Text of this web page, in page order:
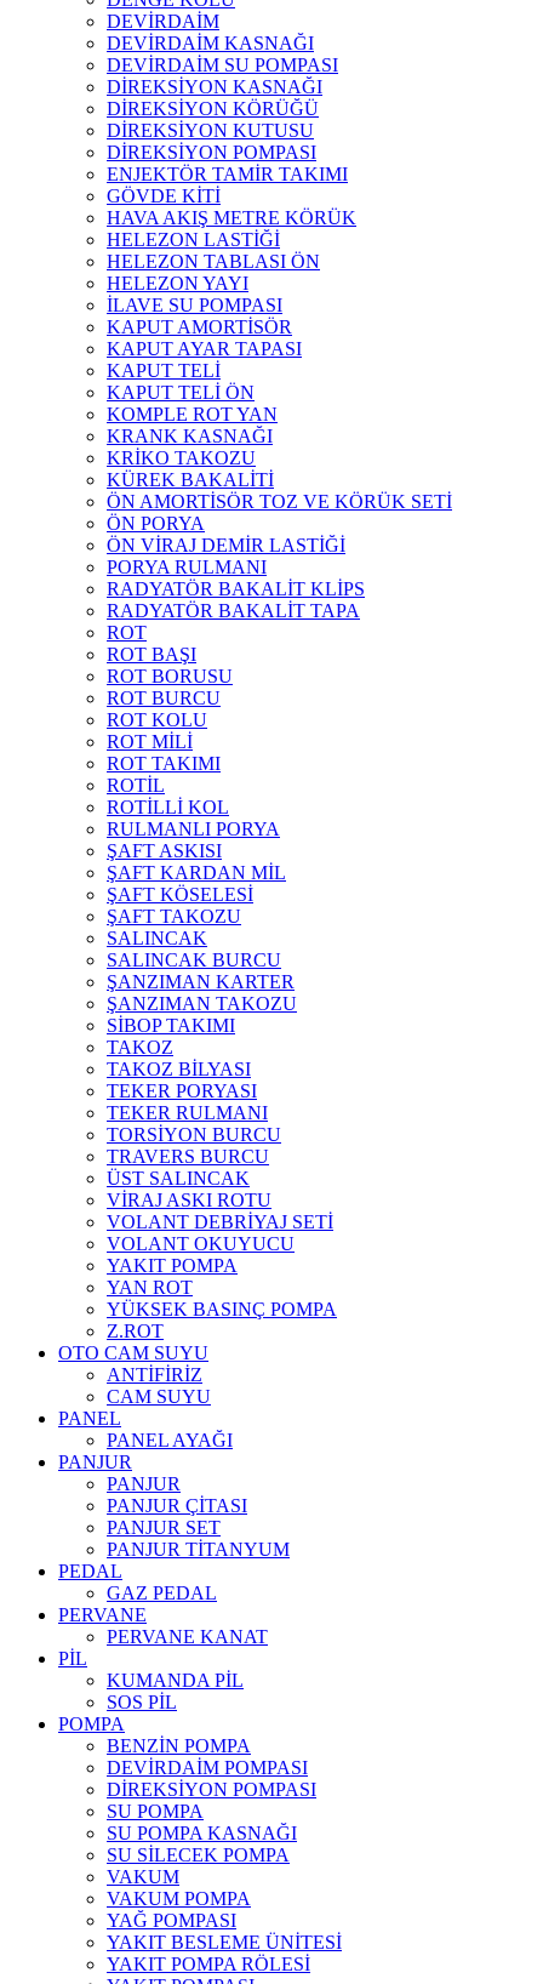
DEVİRDAİM
DEVİRDAİM KASNAĞI
DEVİRDAİM SU POMPASI
DİREKSİYON KASNAĞI
DİREKSİYON KÖRÜĞÜ
DİREKSİYON KUTUSU
DİREKSİYON POMPASI
ENJEKTÖR TAMİR TAKIMI
GÖVDE KİTİ
HAVA AKIŞ METRE KÖRÜK
HELEZON LASTİĞİ
HELEZON TABLASI ÖN
HELEZON YAYI
İLAVE SU POMPASI
KAPUT AMORTİSÖR
KAPUT AYAR TAPASI
KAPUT TELİ
KAPUT TELİ ÖN
KOMPLE ROT YAN
KRANK KASNAĞI
KRİKO TAKOZU
KÜREK BAKALİTİ
ÖN AMORTİSÖR TOZ VE KÖRÜK SETİ
ÖN PORYA
ÖN VİRAJ DEMİR LASTİĞİ
PORYA RULMANI
RADYATÖR BAKALİT KLİPS
RADYATÖR BAKALİT TAPA
ROT
ROT BAŞI
ROT BORUSU
ROT BURCU
ROT KOLU
ROT MİLİ
ROT TAKIMI
ROTİL
ROTİLLİ KOL
RULMANLI PORYA
ŞAFT ASKISI
ŞAFT KARDAN MİL
ŞAFT KÖSELESİ
ŞAFT TAKOZU
SALINCAK
SALINCAK BURCU
ŞANZIMAN KARTER
ŞANZIMAN TAKOZU
SİBOP TAKIMI
TAKOZ
TAKOZ BİLYASI
TEKER PORYASI
TEKER RULMANI
TORSİYON BURCU
TRAVERS BURCU
ÜST SALINCAK
VİRAJ ASKI ROTU
VOLANT DEBRİYAJ SETİ
VOLANT OKUYUCU
YAKIT POMPA
YAN ROT
YÜKSEK BASINÇ POMPA
Z.ROT
OTO CAM SUYU
ANTİFİRİZ
CAM SUYU
PANEL
PANEL AYAĞI
PANJUR
PANJUR
PANJUR ÇİTASI
PANJUR SET
PANJUR TİTANYUM
PEDAL
GAZ PEDAL
PERVANE
PERVANE KANAT
PİL
KUMANDA PİL
SOS PİL
POMPA
BENZİN POMPA
DEVİRDAİM POMPASI
DİREKSİYON POMPASI
SU POMPA
SU POMPA KASNAĞI
SU SİLECEK POMPA
VAKUM
VAKUM POMPA
YAĞ POMPASI
YAKIT BESLEME ÜNİTESİ
YAKIT POMPA RÖLESİ